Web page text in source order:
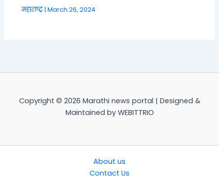
महाराष्ट्र|March 26, 2024
Copyright © 2026 Marathi news portal | Designed &
Maintained by WEBITTRIO
About us
Contact Us